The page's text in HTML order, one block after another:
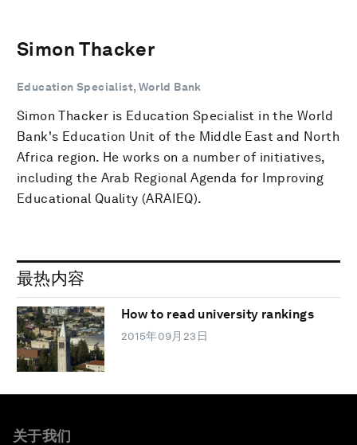
Simon Thacker
Education Specialist, World Bank
Simon Thacker is Education Specialist in the World
Bank's Education Unit of the Middle East and North
Africa region. He works on a number of initiatives,
including the Arab Regional Agenda for Improving
Educational Quality (ARAIEQ).
最热内容
How to read university rankings
2015年09月23日
关于我们